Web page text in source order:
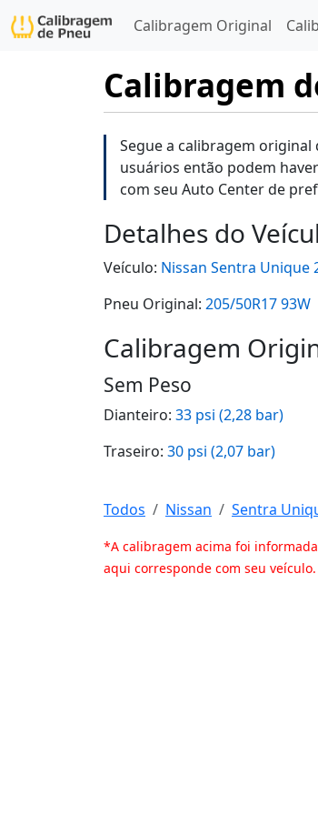
Calibragem Original
Calibragem
Segue a calibragem
usuários então podem
com seu Auto Center de
Detalhes do
Veículo: Nissan Sentra Unique
Pneu Original: 205/50R17 93W
Calibragem
Sem Peso
Dianteiro: 33 psi (2,28 bar)
Traseiro: 30 psi (2,07 bar)
Todos Nissan Sentra
*A calibragem acima foi
aqui corresponde com seu veículo.